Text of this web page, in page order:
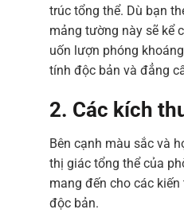
trúc tổng thể. Dù bạn
mảng tường này sẽ kể
uốn lượn phóng
tính độc bản và đẳng
2. Các kích
Bên cạnh màu sắc và
thị giác tổng thể của
mang đến cho các
độc bản.